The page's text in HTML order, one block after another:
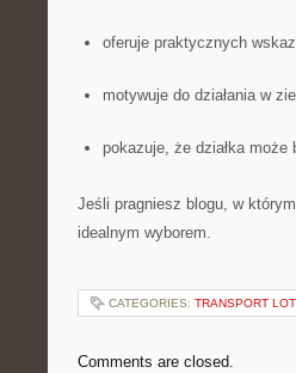
oferuje praktycznych
motywuje do działania w
pokazuje, że działka może
Jeśli pragniesz blogu, w
idealnym wyborem.
CATEGORIES: TRANSPORT
Comments are closed.